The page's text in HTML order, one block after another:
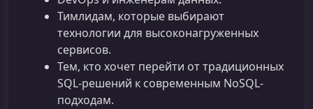
Тимлидам, которые выбирают
технологии для высоконагруженных
сервисов.
Тем, кто хочет перейти от традиционных
SQL-решений к современным NoSQL-
подходам.